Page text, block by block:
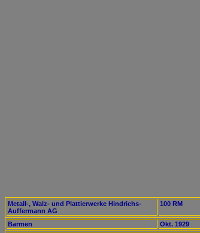
Metall-, Walz- und Plattierwerke Hindrichs-
Auffermann AG
100 RM
Barmen Okt. 1929